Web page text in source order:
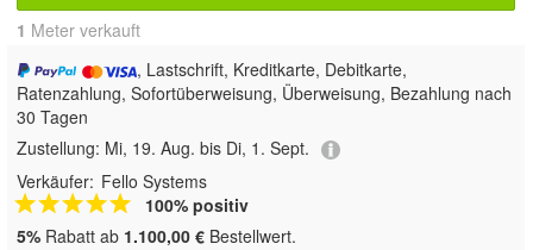
1 Meter verkauft
, Lastschrift, Kreditkarte, Debitkarte,
Ratenzahlung, Sofortüberweisung, Überweisung, Bezahlung nach
30 Tagen
Zustellung: Mi, 19. Aug. bis Di, 1. Sept.
Verkäufer: Fello Systems
100% positiv
5% Rabatt ab 1.100,00 € Bestellwert.